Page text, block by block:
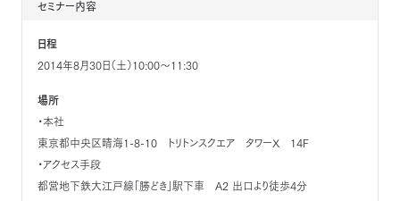
セミナー内容
日程
2014年8月30日（土）10:00～11:30
場所
・本社
東京都中央区晴海1-8-10 トリトンスクエア タワーX 14F
・アクセス手段
都営地下鉄大江戸線「勝どき」駅下車 A2 出口より徒歩4分